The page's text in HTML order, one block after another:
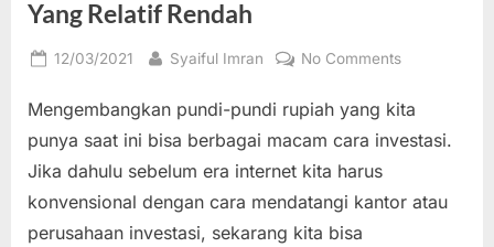
Yang Relatif Rendah
Posted
12/03/2021 By
Syaiful Imran No Commentson
Investasi
Yang
Secara
Mengembangkan pundi-pundi rupiah yang kita
punya saat ini bisa berbagai macam cara investasi.
Jika dahulu sebelum era internet kita harus
konvensional dengan cara mendatangi kantor atau
perusahaan investasi, sekarang kita bisa